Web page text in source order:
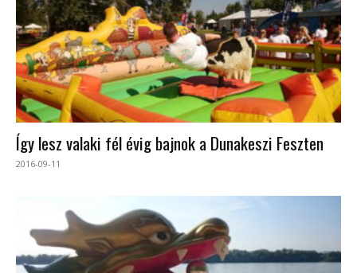
Így lesz valaki fél évig bajnok a Dunakeszi Feszten
2016-09-11